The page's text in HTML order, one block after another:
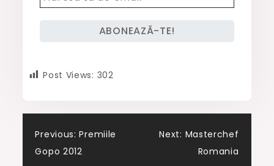
Post Views: 302
Post
Previous: Premiile
Gopo 2012
Next: Masterchef
Romania